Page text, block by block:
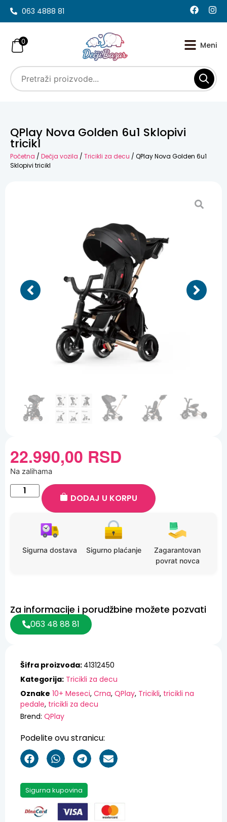
063 4888 81
0
QPlay Nova Golden 6u1 Sklopivi
tricikl
Početna / Dečja vozila / Tricikli za decu / QPlay Nova Golden 6u1
Sklopivi tricikl
Šifra proizvoda: 41312450
Kategorija: Tricikli za decu
Oznake 10+ Meseci, Crna, QPlay, Tricikli, tricikli na
pedale, tricikli za decu
Brend: QPlay
Podelite ovu stranicu:
Sigurna kupovina
22.990,00 RSD
Na zalihama
DODAJ U KORPU
Sigurna dostava Sigurno plaćanje
Zagarantovan
povrat novca
Za informacije i porudžbine možete pozvati
063 48 88 81